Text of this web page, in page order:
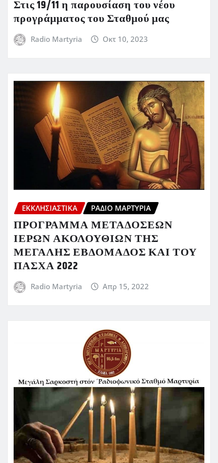
Στις 19/11 η παρουσίαση του νέου
προγράμματος του Σταθμού μας
Radio Martyria Οκτ 10, 2023
ΕΚΚΛΗΣΙΑΣΤΙΚΆ ΡΆΔΙΟ ΜΑΡΤΥΡΊΑ
ΠΡΟΓΡΑΜΜΑ ΜΕΤΑΔΟΣΕΩΝ
ΙΕΡΩΝ ΑΚΟΛΟΥΘΙΩΝ ΤΗΣ
ΜΕΓΑΛΗΣ ΕΒΔΟΜΑΔΟΣ ΚΑΙ ΤΟΥ
ΠΑΣΧΑ 2022
Radio Martyria Απρ 15, 2022